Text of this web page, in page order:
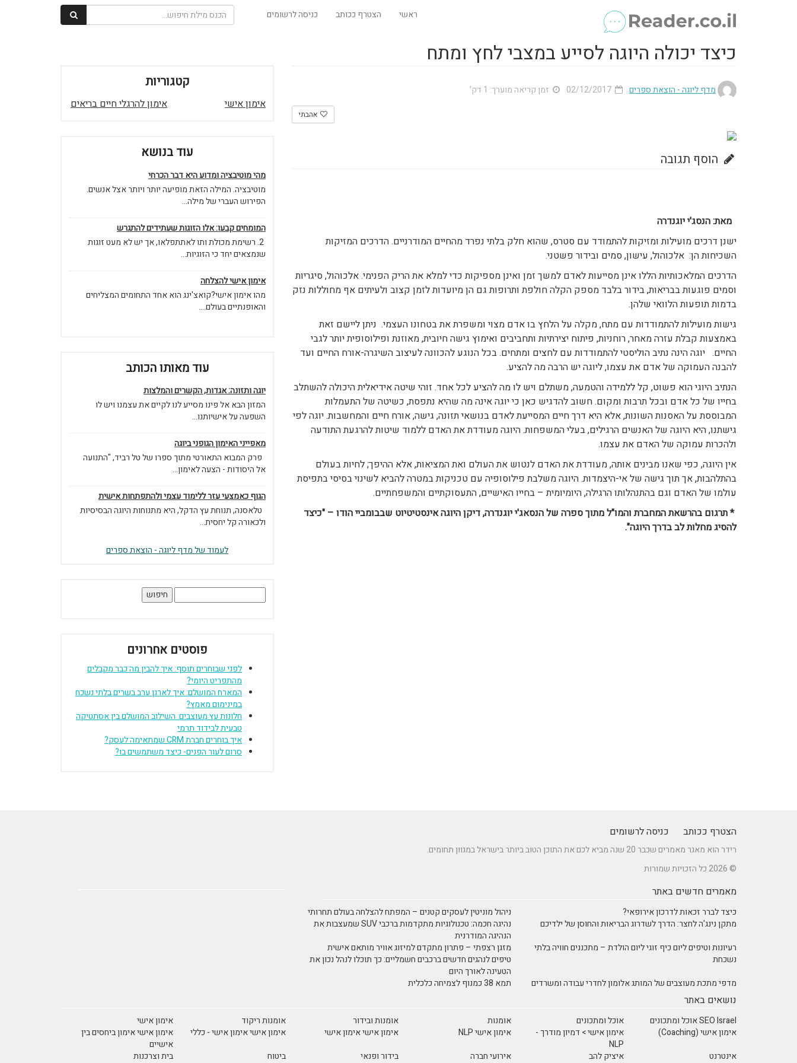
ראשי הצטרף ככותב כניסה לרשומים
כיצד יכולה היוגה לסייע במצבי לחץ ומתח
מדף ליוגה - הוצאת ספרים זמן קריאה מוערך: 1 דק'
אהבתי
מאת: הנסג'י יוגנדרה
ישנן דרכים מועילות ומזיקות להתמודד עם סטרס, שהוא חלק בלתי נפרד מהחיים המודרניים. הדרכים המזיקות
השכיחות הן: אלכוהול, עישון, סמים ובידור פשטני.
הדרכים המלאכותיות הללו אינן מסייעות לאדם למשך זמן ואינן מספיקות כדי למלא את הריק הפנימי. אלכוהול, סיגריות
וסמים פוגעות בבריאות, בידור בלבד מספק הקלה חולפת ותרופות גם הן מיועדות לזמן קצוב ולעיתים אף מחוללות נזק
בדמות תופעות הלוואי שלהן.
גישות מועילות להתמודדות עם מתח, מקלה על הלחץ בו אדם מצוי ומשפרת את בטחונו העצמי. ניתן ליישם זאת
באמצעות קבלת עזרה מאחר, רוחניות, פיתוח יצירתיות ותחביבים ואימוץ גישה חיובית, מאוזנת ופילוסופית יותר לגבי
החיים. יוגה הינה נתיב הוליסטי להתמודדות עם לחצים ומתחים. בכל הנוגע להכוונה לעיצוב השיגרה-אורח החיים ועד
להבנה העמוקה של אדם את עצמו, ליוגה יש הרבה מה להציע.
הנתיב היוגי הוא פשוט, קל ללמידה והטמעה, משתלם ויש לו מה להציע לכל אחד. זוהי שיטה אידיאלית היכולה להשתלב
בחייו של כל אדם ובכל תרבות ומקום. חשוב להדגיש כאן כי יוגה אינה מה שהיא נתפסת, כשיטה של התעמלות
המבוססת על האסנות השונות, אלא היא דרך חיים המסייעת לאדם בנושאי תזונה, גישה, אורח חיים והמחשבות. יוגה לפי
גישתנו, היא היוגה של האנשים הרגילים, בעלי המשפחות. היוגה מעודדת את האדם ללמוד שיטות להרגעת התודעה
ולהכרות עמוקה של האדם את עצמו.
אין היוגה, כפי שאנו מבינים אותה, מעודדת את האדם לנטוש את העולם ואת המציאות, אלא ההיפך; לחיות בעולם
בהתלהבות, אך תוך גישה של אי-היצמדות. היוגה משלבת פילוסופיה עם טכניקות במטרה להביא לשינוי בסיסי בתפיסת
עולמו של האדם וגם בהתנהלותו הרגילה, היומיומית – בחייו האישיים, התעסוקתיים והמשפחתיים.
* תרגום בהרשאת המחברת והמו"ל מתוך ספרה של הנסאג'י יוגנדרה, דיקן היוגה אינסטיטיוט שבבומביי הודו – "כיצד
להסיג מחלות לב בדרך היוגה".
הוסף תגובה
קטגוריות
אימון אישי אימון להרגלי חיים בריאים
עוד בנושא
מהי מוטיבציה ומדוע היא דבר הכרחי
מוטיבציה. המילה הזאת מופיעה יותר ויותר אצל אנשים.
הפירוש העברי של מילה...
המומחים קבעו: אלו הזוגות שעתידים להתגרש
2. רשימת מכולת ותו לאתתפלאו, אך יש לא מעט זוגות
שנמצאים יחד כי הזוגיות...
אימון אישי להצלחה
מהו אימון אישי?קואצ'ינג הוא אחד התחומים המצליחים
והאופנתיים בעולם....
עוד מאותו הכותב
יוגה ותזונה: אגדות, הקשרים והמלצות
המזון הבא אל פינו מסייע לנו לקיים את עצמנו ויש לו
השפעה על אישיותנו...
מאפייני האימון הגופני ביוגה
פרק המבוא התאורטי מתוך ספרו של טל רביד, "התנועה
אל היסודות - הצעה לאימון...
הגוף כאמצעי עזר ללימוד עצמי ולהתפתחות אישית
טלאסנה, תנוחת עץ הדקל, היא מתנוחות היוגה הבסיסיות
ולכאורה קל יחסית...
לעמוד של מדף ליוגה - הוצאת ספרים
פוסטים אחרונים
לפני שבוחרים תוסף: איך להבין מה כבר מקבלים
מהתפריט היומי?
המארח המושלם: איך לארגן ערב בשרים בלתי נשכח
במינימום מאמץ?
חלונות עץ מעוצבים: השילוב המושלם בין אסתטיקה
טבעית לבידוד תרמי
איך בוחרים חברת CRM שמתאימה לעסק?
סרום לעור הפנים- כיצד משתמשים בו?
הצטרף ככותב כניסה לרשומים
רידר הוא מאגר מאמרים שכבר 20 שנה מביא לכם את התוכן הטוב ביותר בישראל במגוון תחומים.
© 2026 כל הזכויות שמורות
מאמרים חדשים באתר
כיצד לברר זכאות לדרכון אירופאי?
ניהול מוניטין לעסקים קטנים – המפתח להצלחה בעולם תחרותי
מתקן נינג'ה לחצר: הדרך לשדרוג הבריאות והחוסן של ילדיכם
נהיגה חכמה: טכנולוגיות מתקדמות ברכבי SUV שמעצבות את
הנהיגה המודרנית
רעיונות וטיפים ליום כיף זוגי ליום הולדת – מתכננים חוויה בלתי
נשכחת
מזגן רצפתי – פתרון מתקדם למיזוג אוויר מותאם אישית
טיפים לנהגים חדשים ברכבים חשמליים: כך תוכלו לנהל נכון את
הטעינה לאורך היום
מדפי מתכת מעוצבים של המותג אלומון לחדרי עבודה ומשרדים
תמא 38 כמנוף לצמיחה כלכלית
נושאים באתר
SEO Israel אוכל ומתכונים אוכל ומתכונים אומנות אומנות ובידור אומנות ריקוד
אימון אישי
אימון אישי (Coaching)
אימון אישי > דמיון מודרך -
NLP
אימון אישי NLP אימון אישי אימון אישי אימון אישי אימון אישי - כללי
אימון אישי אימון ביחסים בין
אישיים
אינטרנט
איציק להב אירועי חברה בידור ופנאי ביטוח
בית וצרכנות